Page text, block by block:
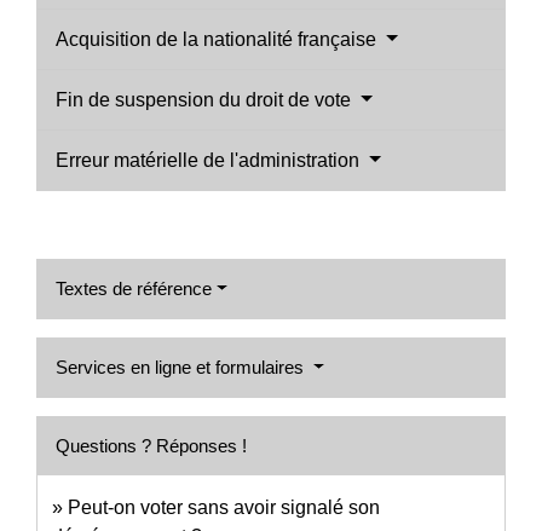
Acquisition de la nationalité française
Fin de suspension du droit de vote
Erreur matérielle de l'administration
Textes de référence
Services en ligne et formulaires
Questions ? Réponses !
Peut-on voter sans avoir signalé son